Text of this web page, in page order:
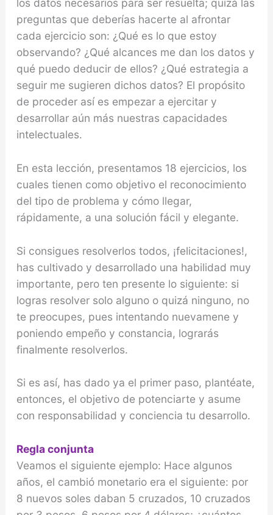
los datos necesarios para ser resuelta; quizá las
preguntas que deberías hacerte al afrontar
cada ejercicio son: ¿Qué es lo que estoy
observando? ¿Qué alcances me dan los datos y
qué puedo deducir de ellos? ¿Qué estrategia a
seguir me sugieren dichos datos? El propósito
de proceder así es empezar a ejercitar y
desarrollar aún más nuestras capacidades
intelectuales.
En esta lección, presentamos 18 ejercicios, los
cuales tienen como objetivo el reconocimiento
del tipo de problema y cómo llegar,
rápidamente, a una solución fácil y elegante.
Si consigues resolverlos todos, ¡felicitaciones!,
has cultivado y desarrollado una habilidad muy
importante, pero ten presente lo siguiente: si
logras resolver solo alguno o quizá ninguno, no
te preocupes, pues intentando nuevamene y
poniendo empeño y constancia, lograrás
finalmente resolverlos.
Si es así, has dado ya el primer paso, plantéate,
entonces, el objetivo de potenciarte y asume
con responsabilidad y conciencia tu desarrollo.
Regla conjunta
Veamos el siguiente ejemplo: Hace algunos
años, el cambió monetario era el siguiente: por
8 nuevos soles daban 5 cruzados, 10 cruzados